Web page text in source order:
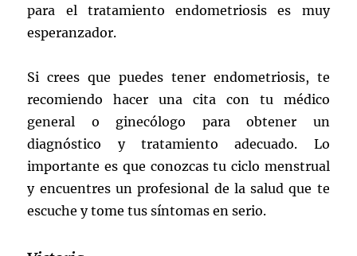
para el tratamiento endometriosis es muy
esperanzador.
Si crees que puedes tener endometriosis, te
recomiendo hacer una cita con tu médico
general o ginecólogo para obtener un
diagnóstico y tratamiento adecuado. Lo
importante es que conozcas tu ciclo menstrual
y encuentres un profesional de la salud que te
escuche y tome tus síntomas en serio.